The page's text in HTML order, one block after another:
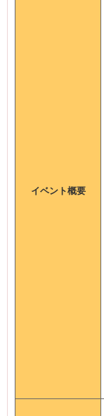
イベント概要